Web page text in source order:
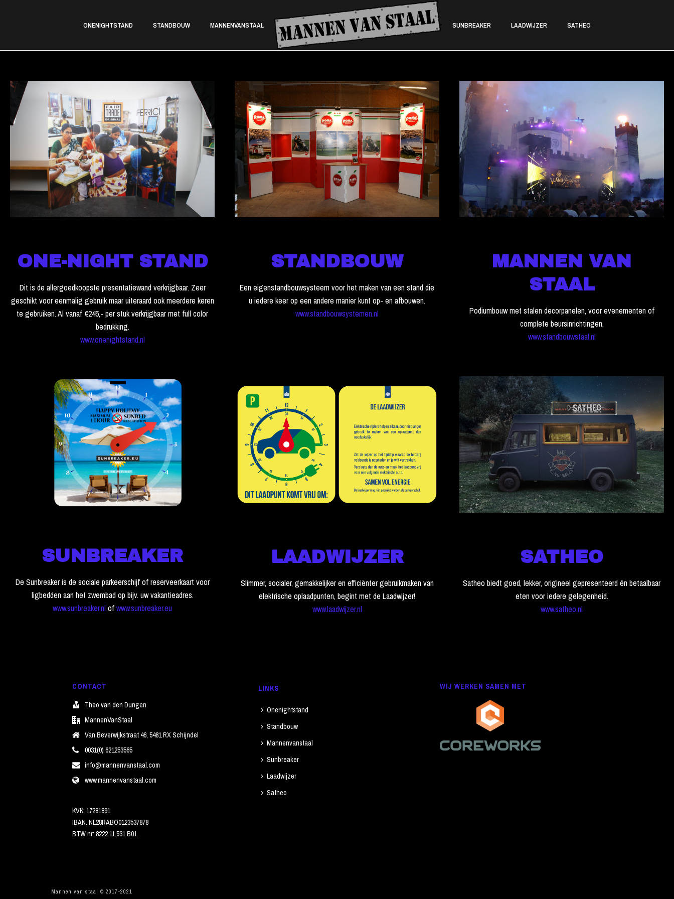
ONENIGHTSTAND STANDBOUW MANNENVANSTAAL SUNBREAKER LAADWIJZER SATHEO
ONE-NIGHT STAND
Dit is de allergoedkoopste presentatiewand verkrijgbaar. Zeer
geschikt voor eenmalig gebruik maar uiteraard ook meerdere keren
te gebruiken. Al vanaf €245,- per stuk verkrijgbaar met full color
bedrukking.
www.onenightstand.nl
STANDBOUW
Een eigenstandbouwsysteem voor het maken van een stand die
u iedere keer op een andere manier kunt op- en afbouwen.
www.standbouwsystemen.nl
MANNEN VAN
STAAL
Podiumbouw met stalen decorpanelen, voor evenementen of
complete beursinrichtingen.
www.standbouwstaal.nl
SUNBREAKER
De Sunbreaker is de sociale parkeerschijf of reserveerkaart voor
ligbedden aan het zwembad op bijv. uw vakantieadres.
www.sunbreaker.nl ofwww.sunbreaker.eu
LAADWIJZER
Slimmer, socialer, gemakkelijker en efficiënter gebruikmaken van
elektrische oplaadpunten, begint met de Laadwijzer!
www.laadwijzer.nl
SATHEO
Satheo biedt goed, lekker, origineel gepresenteerd én betaalbaar
eten voor iedere gelegenheid.
www.satheo.nl
CONTACT
Theo van den Dungen
MannenVanStaal
Van Beverwijkstraat 46, 5481 RX Schijndel
0031(0) 621253565
info@mannenvanstaal.com
www.mannenvanstaal.com
KVK: 17281891
IBAN: NL28RABO0123537878
BTW nr: 8222.11.531.B01
LINKS
Onenightstand
Standbouw
Mannenvanstaal
Sunbreaker
Laadwijzer
Satheo
WIJ WERKEN SAMEN MET
Mannen van staal © 2017-2021